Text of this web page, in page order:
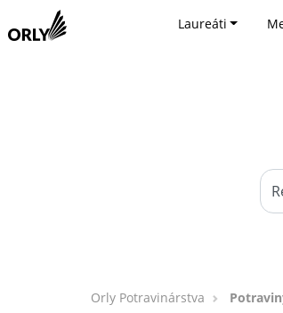
Laureáti
Orly Potravinárstva